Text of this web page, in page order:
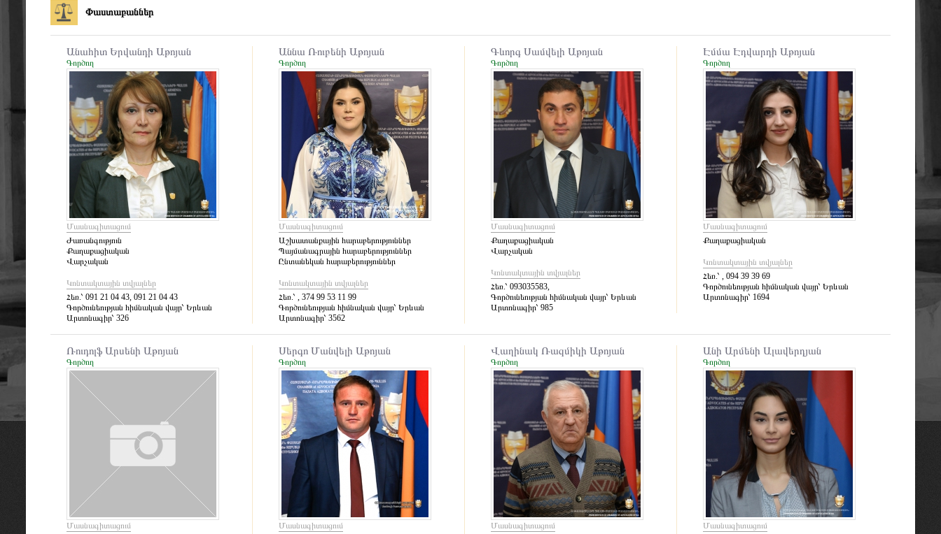
Կատարողական վարույթի սպասարկում...
Քաղաքացիական
Մարդու իրավունքները բիզնեսում...
Աշխատանքային հարաբերություններ...
Պայմանագրային հարաբերություններ...
Ժառանգություն
Ապահովագրություն
Բանկային գործունեություն...
Սնանկություն
Ընտանեկան հարաբերություններ...
Սեփականություն
Մտավոր սեփականություն
Կորպորատիվ հարաբերություններ...
Փաստաբաններ
Անահիտ Երվանդի Աթոյան
Գործող
Մասնագիտացում
Ժառանգություն
Քաղաքացիական
Վարչական
Կոնտակտային տվյալներ
Հեռ.՝ 091 21 04 43, 091 21 04 43
Գործունեության հիմնական վայր՝ Երևան
Արտոնագիր՝ 326
Աննա Ռուբենի Աթոյան
Գործող
Մասնագիտացում
Աշխատանքային հարաբերություններ
Պայմանագրային հարաբերություններ
Ընտանեկան հարաբերություններ
Կոնտակտային տվյալներ
Հեռ.՝ , 374 99 53 11 99
Գործունեության հիմնական վայր՝ Երևան
Արտոնագիր՝ 3562
Գևորգ Սամվելի Աթոյան
Գործող
Մասնագիտացում
Քաղաքացիական
Վարչական
Կոնտակտային տվյալներ
Հեռ.՝ 093035583,
Գործունեության հիմնական վայր՝ Երևան
Արտոնագիր՝ 985
Էմմա Էդվարդի Աթոյան
Գործող
Մասնագիտացում
Քաղաքացիական
Կոնտակտային տվյալներ
Հեռ.՝ , 094 39 39 69
Գործունեության հիմնական վայր՝ Երևան
Արտոնագիր՝ 1694
Ռուդոլֆ Արսենի Աթոյան
Գործող
Մասնագիտացում
Սերգո Մանվելի Աթոյան
Գործող
Մասնագիտացում
Վաղինակ Ռազմիկի Աթոյան
Գործող
Մասնագիտացում
Անի Արմենի Ալավերդյան
Գործող
Մասնագիտացում